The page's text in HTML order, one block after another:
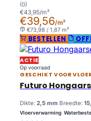
(0)
€43,95/m²
€39,56/m²
€73,98 / 1,87 m²
BESTELLEN
ACTIE
Op voorraad
GESCHIKT VOOR
Futuro
Dikte: 2,5 mm Breedte:
Vloerverwarming